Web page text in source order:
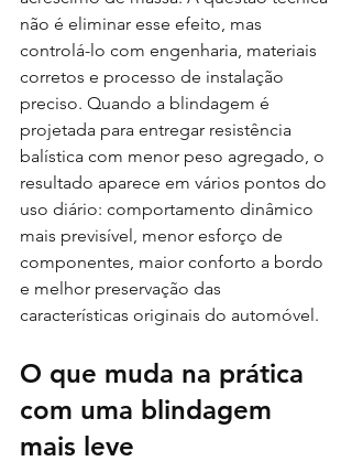
não é eliminar esse efeito, mas
controlá-lo com engenharia, materiais
corretos e processo de instalação
preciso. Quando a blindagem é
projetada para entregar resistência
balística com menor peso agregado, o
resultado aparece em vários pontos do
uso diário: comportamento dinâmico
mais previsível, menor esforço de
componentes, maior conforto a bordo
e melhor preservação das
características originais do automóvel.
O que muda na prática
com uma blindagem
mais leve